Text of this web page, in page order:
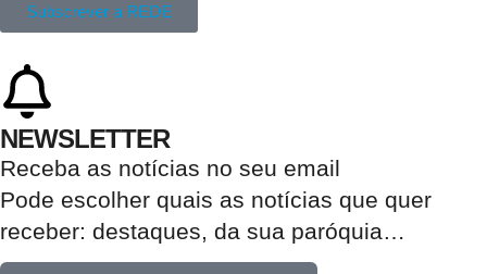
Subscrever a REDE
NEWSLETTER
Receba as notícias no seu email​
Pode escolher quais as notícias que quer
receber: destaques, da sua paróquia